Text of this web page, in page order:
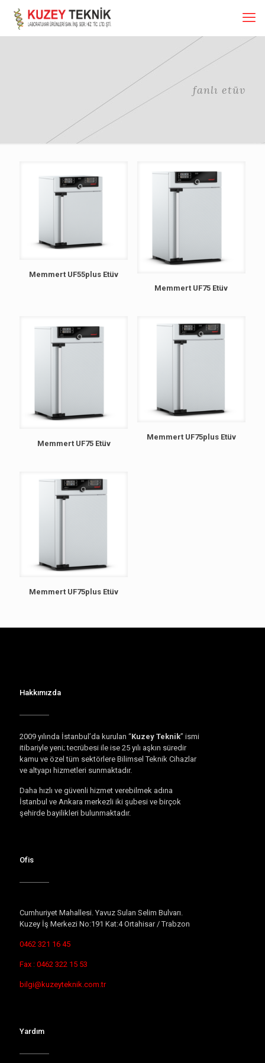
fanlı etüv
Memmert UF55plus Etüv
Memmert UF75 Etüv
Memmert UF75 Etüv
Memmert UF75plus Etüv
Memmert UF75plus Etüv
Hakkımızda
2009 yılında İstanbul’da kurulan “Kuzey Teknik” ismi
itibariyle yeni; tecrübesi ile ise 25 yılı aşkın süredir
kamu ve özel tüm sektörlere Bilimsel Teknik Cihazlar
ve altyapı hizmetleri sunmaktadır.
Daha hızlı ve güvenli hizmet verebilmek adına
İstanbul ve Ankara merkezli iki şubesi ve birçok
şehirde bayilikleri bulunmaktadır.
Ofis
Cumhuriyet Mahallesi. Yavuz Sulan Selim Bulvarı.
Kuzey İş Merkezi No:191 Kat:4 Ortahisar / Trabzon
0462 321 16 45
Fax : 0462 322 15 53
bilgi@kuzeyteknik.com.tr
Yardım